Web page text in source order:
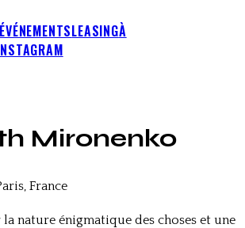
ÉVÉNEMENTSLEASINGÀ
Mironenko
France
la nature énigmatique des choses et une